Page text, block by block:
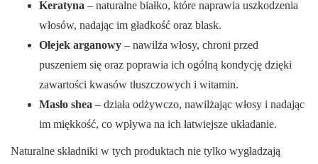
Keratyna – naturalne białko, które naprawia uszkodzenia
włosów, nadając im gładkość oraz blask.
Olejek arganowy – nawilża włosy, chroni przed
puszeniem się oraz poprawia ich ogólną kondycję dzięki
zawartości kwasów tłuszczowych i witamin.
Masło shea – działa odżywczo, nawilżając włosy i nadając
im miękkość, co wpływa na ich łatwiejsze układanie.
Naturalne składniki w tych produktach nie tylko wygładzają